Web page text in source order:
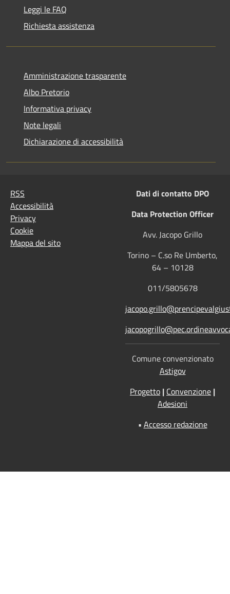
Leggi le FAQ
Richiesta assistenza
Amministrazione trasparente
Albo Pretorio
Informativa privacy
Note legali
Dichiarazione di accessibilità
RSS
Accessibilità
Privacy
Cookie
Mappa del sito
Dati di contatto DPO
Data Protection Officer
Avv. Jacopo Grillo
Torino – C.so Re Umberto,
64 – 10128
011/5805678
Comune convenzionato
Astigov
Progetto | Convenzione |
Adesioni
• Accesso redazione